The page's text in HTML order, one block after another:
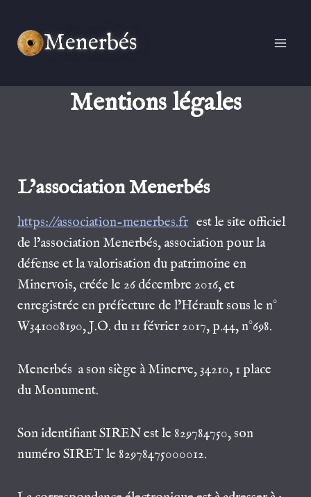
contenuMenerbés
Mentions légales
L’association Menerbés
https://association-menerbes.frest le site officiel
de l’association Menerbés, association pour la
défense et la valorisation du patrimoine en
Minervois, créée le 26 décembre 2016, et
enregistrée en préfecture de l’Hérault sous le n°
W341008190, J.O. du 11 février 2017, p.44, n°698.
Menerbés a son siège à Minerve, 34210, 1 place
du Monument.
Son identifiant SIREN est le 829784750, son
numéro SIRET le 82978475000012.